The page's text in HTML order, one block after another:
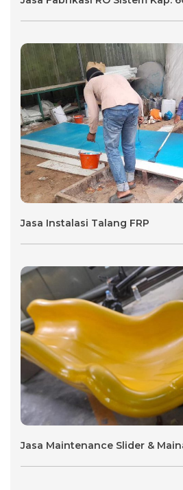
Jasa Instalasi Talang FRP
Jasa Maintenance Slider &